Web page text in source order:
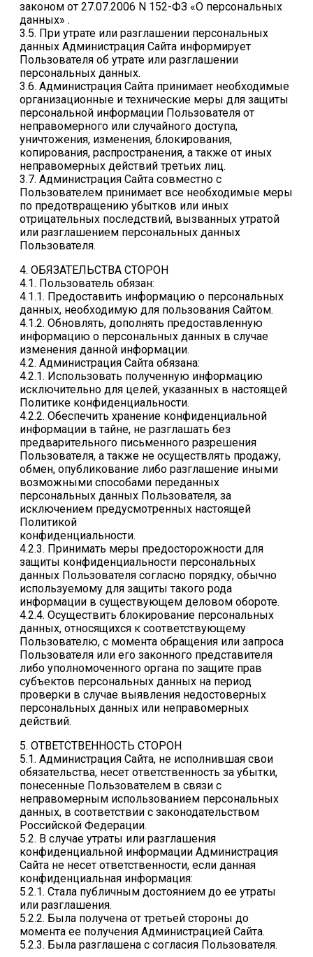
законом от 27.07.2006 N 152-ФЗ «О персональных
данных» .
3.5. При утрате или разглашении персональных
данных Администрация Сайта информирует
Пользователя об утрате или разглашении
персональных данных.
3.6. Администрация Сайта принимает необходимые
организационные и технические меры для защиты
персональной информации Пользователя от
неправомерного или случайного доступа,
уничтожения, изменения, блокирования,
копирования, распространения, а также от иных
неправомерных действий третьих лиц.
3.7. Администрация Сайта совместно с
Пользователем принимает все необходимые меры
по предотвращению убытков или иных
отрицательных последствий, вызванных утратой
или разглашением персональных данных
Пользователя.
4. ОБЯЗАТЕЛЬСТВА СТОРОН
4.1. Пользователь обязан:
4.1.1. Предоставить информацию о персональных
данных, необходимую для пользования Сайтом.
4.1.2. Обновлять, дополнять предоставленную
информацию о персональных данных в случае
изменения данной информации.
4.2. Администрация Сайта обязана:
4.2.1. Использовать полученную информацию
исключительно для целей, указанных в настоящей
Политике конфиденциальности.
4.2.2. Обеспечить хранение конфиденциальной
информации в тайне, не разглашать без
предварительного письменного разрешения
Пользователя, а также не осуществлять продажу,
обмен, опубликование либо разглашение иными
возможными способами переданных
персональных данных Пользователя, за
исключением предусмотренных настоящей
Политикой
конфиденциальности.
4.2.3. Принимать меры предосторожности для
защиты конфиденциальности персональных
данных Пользователя согласно порядку, обычно
используемому для защиты такого рода
информации в существующем деловом обороте.
4.2.4. Осуществить блокирование персональных
данных, относящихся к соответствующему
Пользователю, с момента обращения или запроса
Пользователя или его законного представителя
либо уполномоченного органа по защите прав
субъектов персональных данных на период
проверки в случае выявления недостоверных
персональных данных или неправомерных
действий.
5. ОТВЕТСТВЕННОСТЬ СТОРОН
5.1. Администрация Сайта, не исполнившая свои
обязательства, несет ответственность за убытки,
понесенные Пользователем в связи с
неправомерным использованием персональных
данных, в соответствии с законодательством
Российской Федерации.
5.2. В случае утраты или разглашения
конфиденциальной информации Администрация
Сайта не несет ответственности, если данная
конфиденциальная информация:
5.2.1. Стала публичным достоянием до ее утраты
или разглашения.
5.2.2. Была получена от третьей стороны до
момента ее получения Администрацией Сайта.
5.2.3. Была разглашена с согласия Пользователя.